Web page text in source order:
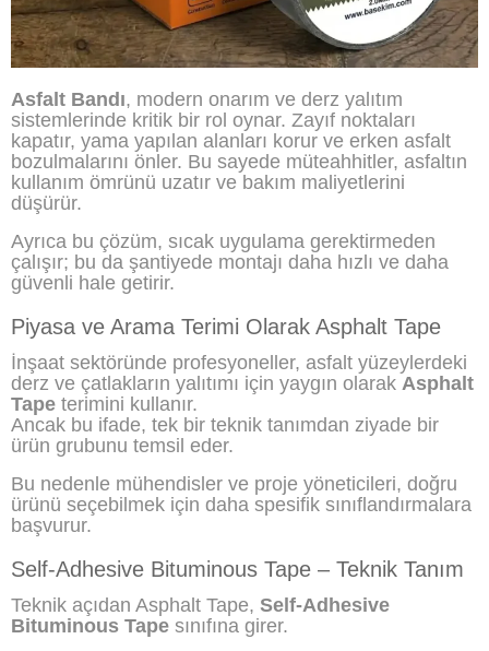
Asfalt Bandı, modern onarım ve derz yalıtım
sistemlerinde kritik bir rol oynar. Zayıf noktaları
kapatır, yama yapılan alanları korur ve erken asfalt
bozulmalarını önler. Bu sayede müteahhitler, asfaltın
kullanım ömrünü uzatır ve bakım maliyetlerini
düşürür.
Ayrıca bu çözüm, sıcak uygulama gerektirmeden
çalışır; bu da şantiyede montajı daha hızlı ve daha
güvenli hale getirir.
Piyasa ve Arama Terimi Olarak Asphalt Tape
İnşaat sektöründe profesyoneller, asfalt yüzeylerdeki
derz ve çatlakların yalıtımı için yaygın olarak Asphalt
Tape terimini kullanır.
Ancak bu ifade, tek bir teknik tanımdan ziyade bir
ürün grubunu temsil eder.
Bu nedenle mühendisler ve proje yöneticileri, doğru
ürünü seçebilmek için daha spesifik sınıflandırmalara
başvurur.
Self-Adhesive Bituminous Tape – Teknik Tanım
Teknik açıdan Asphalt Tape, Self-Adhesive
Bituminous Tape sınıfına girer.